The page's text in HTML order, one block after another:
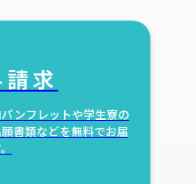
求
ンフレットや学生寮の
書類などを無料でお届